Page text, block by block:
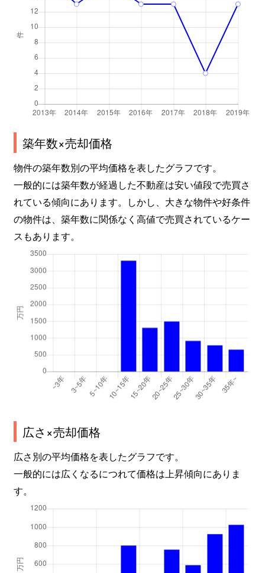
築年数×売却価格
物件の築年数別の平均価格を表したグラフです。
一般的には築年数が経過した不動産は安い値段で売買さ
れている傾向にあります。しかし、大きな物件や好条件
の物件は、築年数に関係なく高値で売買されているケー
スもあります。
広さ×売却価格
広さ別の平均価格を表したグラフです。
一般的には広くなるにつれて価格は上昇傾向にありま
す。